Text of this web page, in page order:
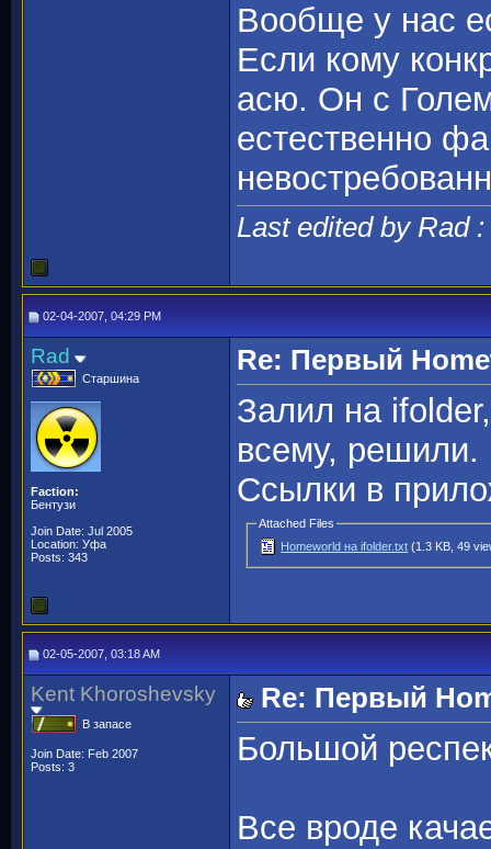
Вообще у нас
Если кому
асю. Он с
естественно
Last edited by Rad
02-04-2007, 04:29 PM
Rad
Старшина
Faction:
Бентузи
Join Date: Jul 2005
Location: Уфа
Posts: 343
Re: Первый
Залил на
всему, решили.
Ссылки в
Attached Files
Homeworld на ifolder.txt (1.3 KB, 49
02-05-2007, 03:18 AM
Kent Khoroshevsky
В запасе
Join Date: Feb 2007
Posts: 3
Re: Первый
Большой
Все вроде